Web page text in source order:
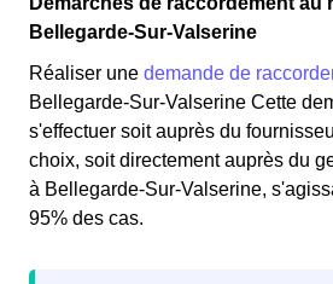
Bellegarde-Sur-Valserine
Réaliser une demande de
Bellegarde-Sur-Valserine Cette
s'effectuer soit auprès du
choix, soit directement auprès du
à Bellegarde-Sur-Valserine,
95% des cas.